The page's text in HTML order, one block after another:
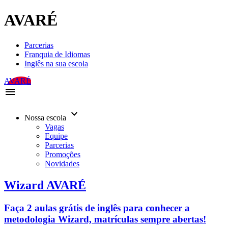
AVARÉ
Parcerias
Franquia de Idiomas
Inglês na sua escola
AVARÉ
menu
Nossa escola keyboard_arrow_down
Vagas
Equipe
Parcerias
Promoções
Novidades
Wizard AVARÉ
Faça 2 aulas grátis de inglês para conhecer a
metodologia Wizard, matrículas sempre abertas!